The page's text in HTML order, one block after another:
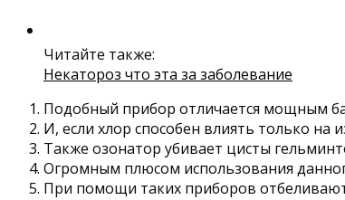
Читайте также:
Некатороз что эта за заболевание
Подобный прибор отличается мощным
И, если хлор способен влиять только
Также озонатор убивает цисты
Огромным плюсом использования
При помощи таких приборов